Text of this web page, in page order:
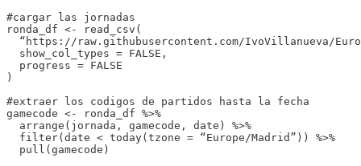
#cargar las jornadas
ronda_df <- read_csv(
“https://raw.githubusercontent.com/IvoVillanueva/
  show_col_types = FALSE,
  progress = FALSE
)
#extraer los codigos de partidos hasta la fecha
gamecode <- ronda_df %>%
  arrange(jornada, gamecode, date) %>%
  filter(date < today(tzone = “Europe/Madrid”)) %>%
  pull(gamecode)